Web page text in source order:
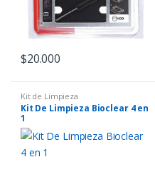
$20.000
Kit de Limpieza
Kit De Limpieza Bioclear 4 en
1